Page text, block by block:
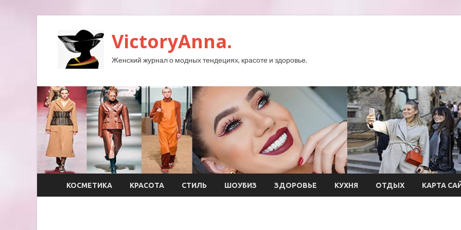
VictoryAnna.
Женский журнал о модных тендециях, красоте и здоровье.
КОСМЕТИКА КРАСОТА СТИЛЬ ШОУБИЗ ЗДОРОВЬЕ КУХНЯ ОТДЫХ КАРТА